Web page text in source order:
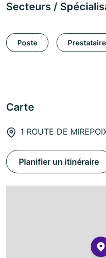
Secteurs /
Poste
Carte
1 ROUTE DE
Planifier un itinéraire